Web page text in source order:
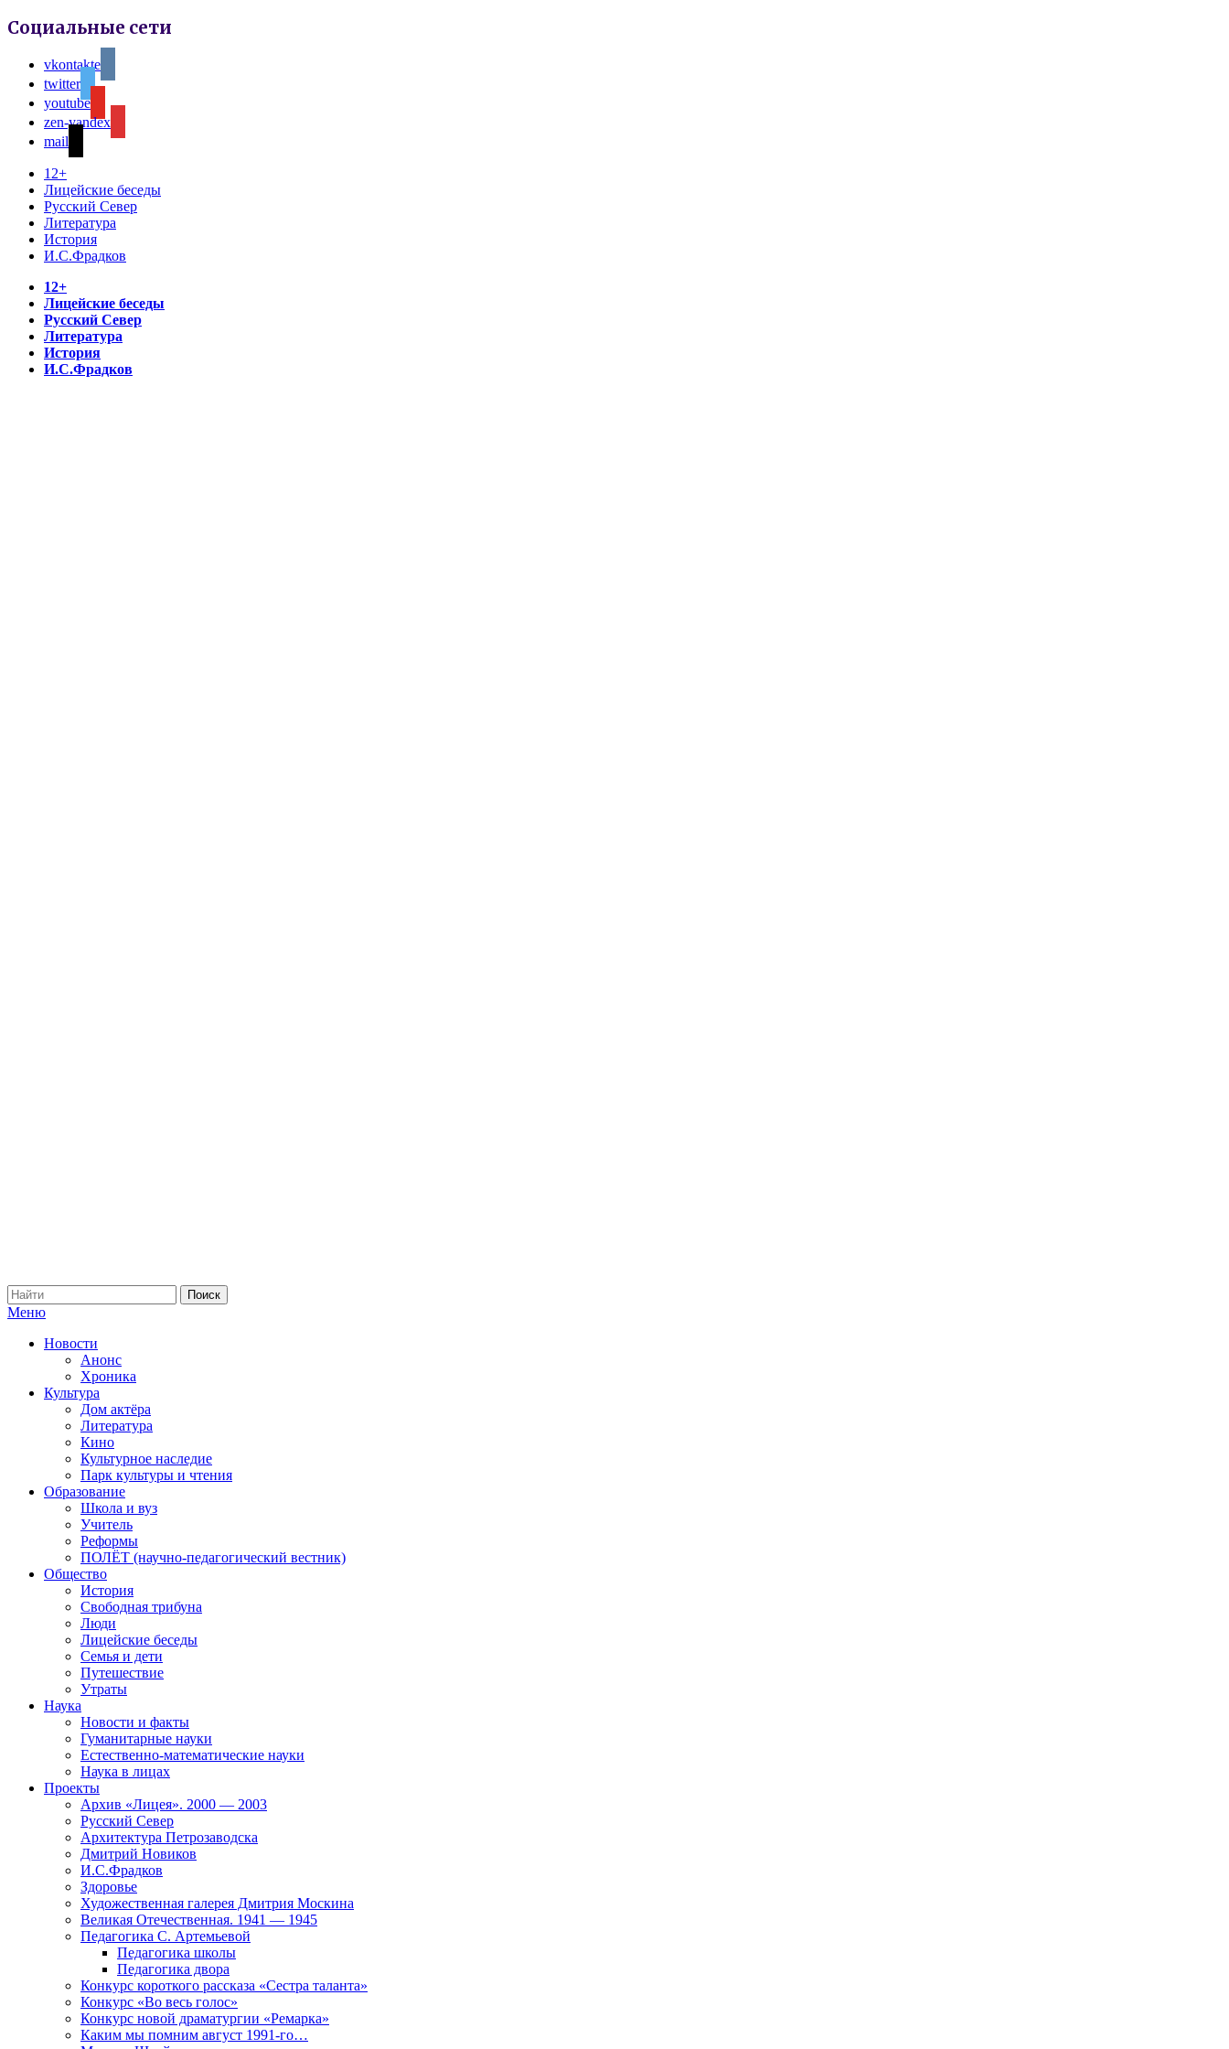
Социальные сети
vkontakte
twitter
youtube
zen-yandex
mail
12+
Лицейские беседы
Русский Север
Литература
История
И.С.Фрадков
12+
Лицейские беседы
Русский Север
Литература
История
И.С.Фрадков
Меню
Новости
Анонс
Хроника
Культура
Дом актёра
Литература
Кино
Культурное наследие
Парк культуры и чтения
Образование
Школа и вуз
Учитель
Реформы
ПОЛЁТ (научно-педагогический вестник)
Общество
История
Свободная трибуна
Люди
Лицейские беседы
Семья и дети
Путешествие
Утраты
Наука
Новости и факты
Гуманитарные науки
Естественно-математические науки
Наука в лицах
Проекты
Архив «Лицея». 2000 — 2003
Русский Север
Архитектура Петрозаводска
Дмитрий Новиков
И.С.Фрадков
Здоровье
Художественная галерея Дмитрия Москина
Великая Отечественная. 1941 — 1945
Педагогика С. Артемьевой
Педагогика школы
Педагогика двора
Конкурс короткого рассказа «Сестра таланта»
Конкурс «Во весь голос»
Конкурс новой драматургии «Ремарка»
Каким мы помним август 1991-го…